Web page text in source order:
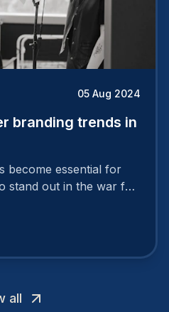
05 Aug 2024
branding trends in
become essential for
stand out in the war for
all